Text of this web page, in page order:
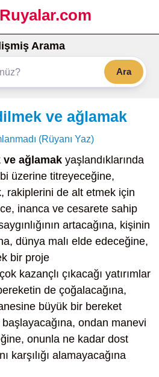
Arama
Ara
ve ağlamak
(Rüyanı Yaz)
ve ağlamak yaşlandıklarında
üzerine titreyeceğine,
rakiplerini de alt etmek için
inanca ve cesarete sahip
artacağına, kişinin
dünya malı elde edeceğine,
bir proje
kazançlı çıkacağı yatırımlar
de çoğalacağına,
büyük bir bereket
ondan manevi
onunla ne kadar dost
karşılığı alamayacağına